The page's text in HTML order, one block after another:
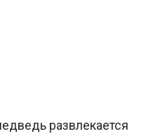
развлекается